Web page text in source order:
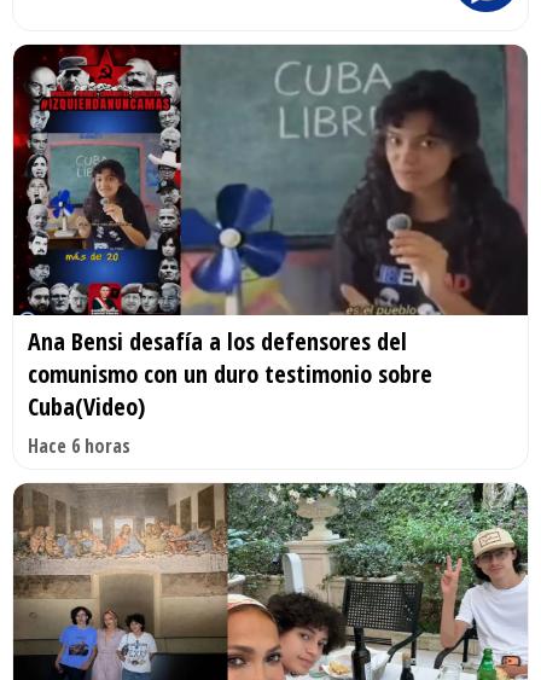
Ana Bensi desafía a los defensores del
comunismo con un duro testimonio sobre
Cuba(Video)
Hace 6 horas